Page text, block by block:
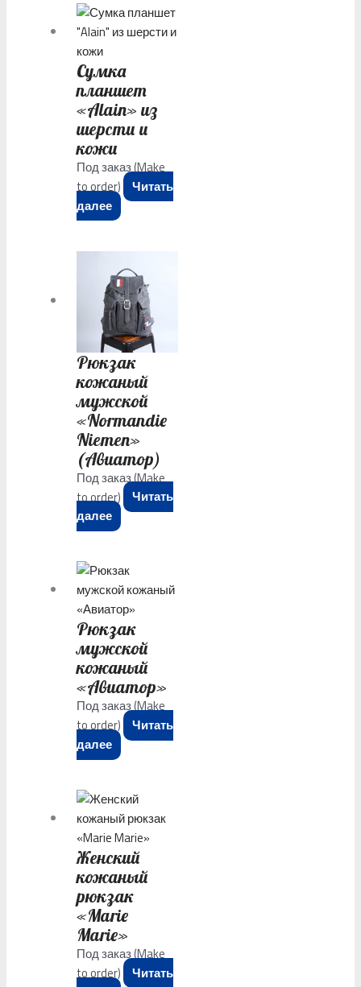
Сумка
планшет
«Alain» из
шерсти и
кожи
Под заказ (Make
to order)
Читать
далее
Рюкзак
кожаный
мужской
«Normandie
Niemen»
(Авиатор)
Под заказ (Make
to order)
Читать
далее
Рюкзак
мужской
кожаный
«Авиатор»
Под заказ (Make
to order)
Читать
далее
Женский
кожаный
рюкзак
«Marie
Marie»
Под заказ (Make
to order)
Читать